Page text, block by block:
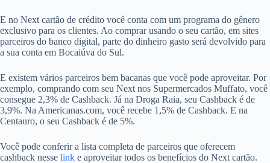
E no Next cartão de crédito você conta com um programa do gênero
exclusivo para os clientes. Ao comprar usando o seu cartão, em sites
parceiros do banco digital, parte do dinheiro gasto será devolvido para
a sua conta em Bocaiúva do Sul.
E existem vários parceiros bem bacanas que você pode aproveitar. Por
exemplo, comprando com seu Next nos Supermercados Muffato, você
consegue 2,3% de Cashback. Já na Droga Raia, seu Cashback é de
3,9%. Na Americanas.com, você recebe 1,5% de Cashback. E na
Centauro, o seu Cashback é de 5%.
Você pode conferir a lista completa de parceiros que oferecem
cashback nesse link e aproveitar todos os benefícios do Next cartão.